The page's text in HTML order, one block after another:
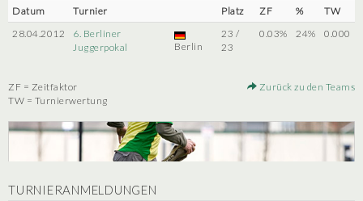
Datum Turnier Platz ZF %
TW
28.04.2012
6. Berliner
Juggerpokal
Berlin
23 /
23
0.03% 24% 0.000
ZF = Zeitfaktor
TW = Turnierwertung
Zurück zu den Teams
TURNIERANMELDUNGEN